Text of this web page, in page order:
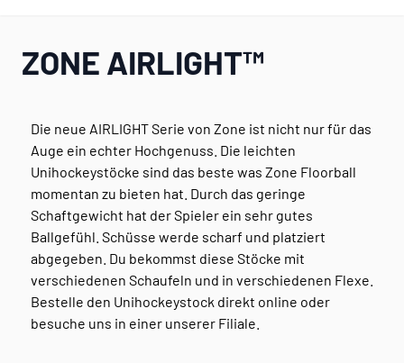
ZONE AIRLIGHT™
Die neue AIRLIGHT Serie von Zone ist nicht nur für das
Auge ein echter Hochgenuss. Die leichten
Unihockeystöcke sind das beste was Zone Floorball
momentan zu bieten hat. Durch das geringe
Schaftgewicht hat der Spieler ein sehr gutes
Ballgefühl. Schüsse werde scharf und platziert
abgegeben. Du bekommst diese Stöcke mit
verschiedenen Schaufeln und in verschiedenen Flexe.
Bestelle den Unihockeystock direkt online oder
besuche uns in einer unserer Filiale.